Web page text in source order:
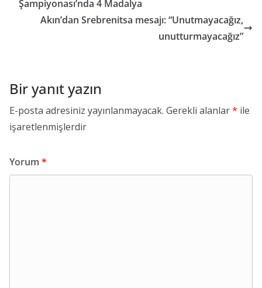
Şampiyonası’nda 4 Madalya
Akın’dan Srebrenitsa mesajı: “Unutmayacağız,
unutturmayacağız”
Bir yanıt yazın
E-posta adresiniz yayınlanmayacak. Gerekli alanlar* ile
işaretlenmişlerdir
Yorum *